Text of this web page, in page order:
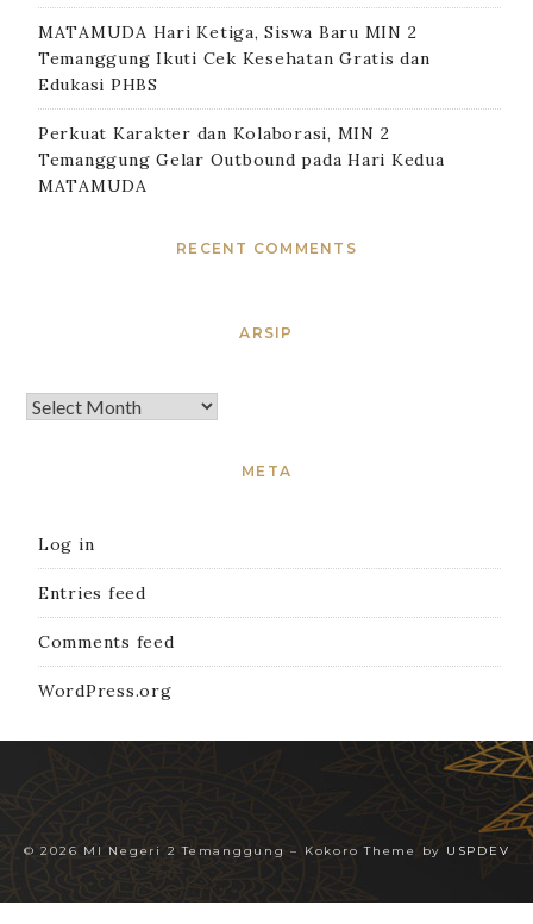
MATAMUDA Hari Ketiga, Siswa Baru MIN 2
Temanggung Ikuti Cek Kesehatan Gratis dan
Edukasi PHBS
Perkuat Karakter dan Kolaborasi, MIN 2
Temanggung Gelar Outbound pada Hari Kedua
MATAMUDA
RECENT COMMENTS
ARSIP
META
Log in
Entries feed
Comments feed
WordPress.org
© 2026 MI Negeri 2 Temanggung– Kokoro Theme by USPDEV